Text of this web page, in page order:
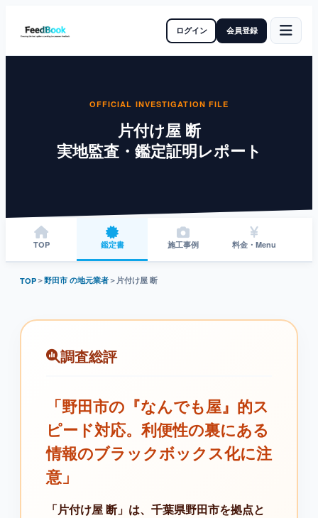
ログイン 会員登録
OFFICIAL INVESTIGATION FILE
片付け屋 断
実地監査・鑑定証明レポート
TOP 鑑定書 施工事例 料金・Menu
TOP＞野田市 の地元業者＞ 片付け屋 断
調査総評
「野田市の『なんでも屋』的ス
ピード対応。利便性の裏にある
情報のブラックボックス化に注
意」
「片付け屋 断」は、千葉県野田市を拠点と